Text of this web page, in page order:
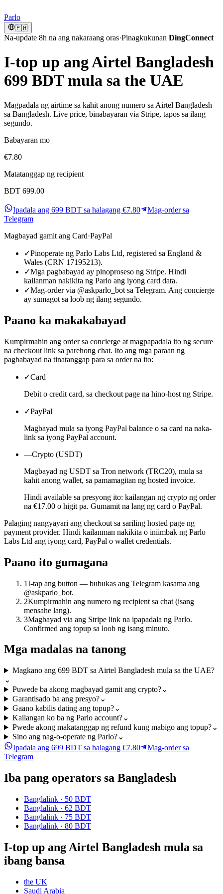
Parlo
🇵🇭
Na-update 8h na ang nakaraang oras·Pinagkukunan DingConnect
I-top up ang Airtel Bangladesh
699 BDT mula sa the UAE
Magpadala ng airtime sa kahit anong numero sa Airtel Bangladesh
sa Bangladesh. Live price, binabayaran via Stripe, tapos sa ilang
segundo.
Babayaran mo
€7.80
Matatanggap ng recipient
BDT 699.00
Ipadala ang 699 BDT sa halagang €7.80
Mag-order sa
Telegram
Magbayad gamit ang Card·PayPal
✓Pinoperate ng Parlo Labs Ltd, registered sa England &
Wales (CRN 17195213).
✓Mga pagbabayad ay pinoproseso ng Stripe. Hindi
kailanman nakikita ng Parlo ang iyong card data.
✓Mag-order via @askparlo_bot sa Telegram. Ang concierge
ay sumagot sa loob ng ilang segundo.
Paano ka makakabayad
Kumpirmahin ang order sa concierge at magpapadala ito ng secure
na checkout link sa parehong chat. Ito ang mga paraan ng
pagbabayad na tinatanggap para sa order na ito:
✓Card
Debit o credit card, sa checkout page na hino-host ng Stripe.
✓PayPal
Magbayad mula sa iyong PayPal balance o sa card na naka-
link sa iyong PayPal account.
—Crypto (USDT)
Magbayad ng USDT sa Tron network (TRC20), mula sa
kahit anong wallet, sa pamamagitan ng hosted invoice.
Hindi available sa presyong ito: kailangan ng crypto ng order
na €17.00 o higit pa. Gumamit na lang ng card o PayPal.
Palaging nangyayari ang checkout sa sariling hosted page ng
payment provider. Hindi kailanman nakikita o iniimbak ng Parlo
Labs Ltd ang iyong card, PayPal o wallet credentials.
Paano ito gumagana
1I-tap ang button — bubukas ang Telegram kasama ang
@askparlo_bot.
2Kumpirmahin ang numero ng recipient sa chat (isang
mensahe lang).
3Magbayad via ang Stripe link na ipapadala ng Parlo.
Confirmed ang topup sa loob ng isang minuto.
Mga madalas na tanong
Magkano ang 699 BDT sa Airtel Bangladesh mula sa the UAE?
⌄
Puwede ba akong magbayad gamit ang crypto?⌄
Garantisado ba ang presyo?⌄
Gaano kabilis dating ang topup?⌄
Kailangan ko ba ng Parlo account?⌄
Pwede akong makatanggap ng refund kung mabigo ang topup?⌄
Sino ang nag-o-operate ng Parlo?⌄
Ipadala ang 699 BDT sa halagang €7.80
Mag-order sa
Telegram
Iba pang operators sa Bangladesh
Banglalink · 50 BDT
Banglalink · 62 BDT
Banglalink · 75 BDT
Banglalink · 80 BDT
I-top up ang Airtel Bangladesh mula sa
ibang bansa
the UK
Saudi Arabia